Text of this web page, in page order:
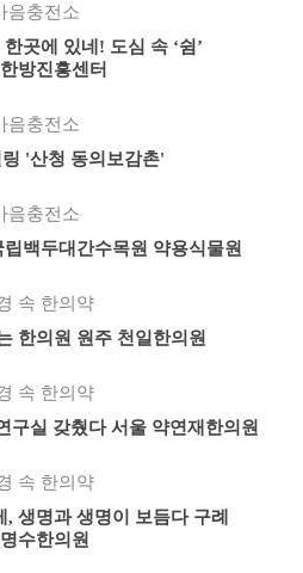
음충전소
곳에 있네! 도심 속 ‘쉼’
방진흥센터
음충전소
'산청 동의보감촌'
음충전소
백두대간수목원 약용식물원
속 한의약
한의원 원주 천일한의원
속 한의약
구실 갖췄다 서울 약연재한의원
속 한의약
생명과 생명이 보듬다 구례
수한의원